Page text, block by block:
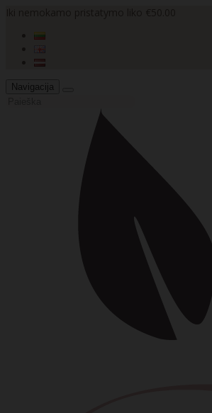
Navigacija